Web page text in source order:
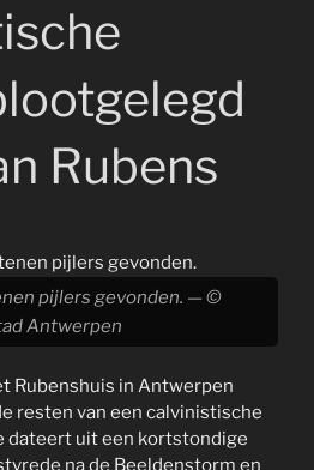
Rubens
pijlers gevonden. — ©
Antwerpen
Rubenshuis in Antwerpen
resten van een calvinistische
dateert uit een kortstondige
na de Beeldenstorm en